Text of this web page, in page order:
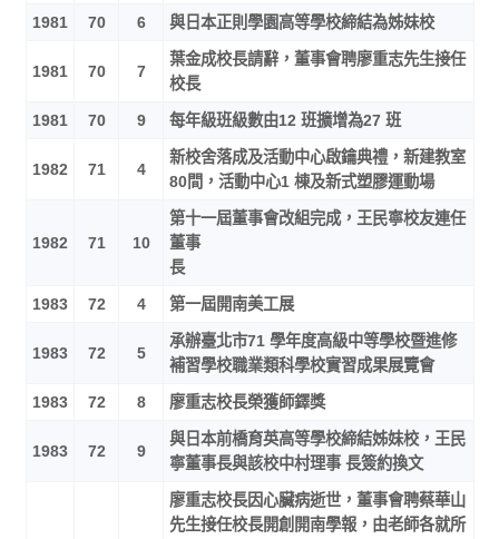
1981 70 6 與日本正則學園高等學校締結為姊妹校
1981 70 7
葉金成校長請辭，董事會聘廖重志先生接任
校長
1981 70 9 每年級班級數由12 班擴增為27 班
1982 71 4
新校舍落成及活動中心啟鑰典禮，新建教室
80間，活動中心1 棟及新式塑膠運動場
1982 71 10
第十一屆董事會改組完成，王民寧校友連任
董事
長
1983 72 4 第一屆開南美工展
1983 72 5
承辦臺北市71 學年度高級中等學校暨進修
補習學校職業類科學校實習成果展覽會
1983 72 8 廖重志校長榮獲師鐸獎
1983 72 9
與日本前橋育英高等學校締結姊妹校，王民
寧董事長與該校中村理事 長簽約換文
廖重志校長因心臟病逝世，董事會聘蔡華山
先生接任校長開創開南學報，由老師各就所